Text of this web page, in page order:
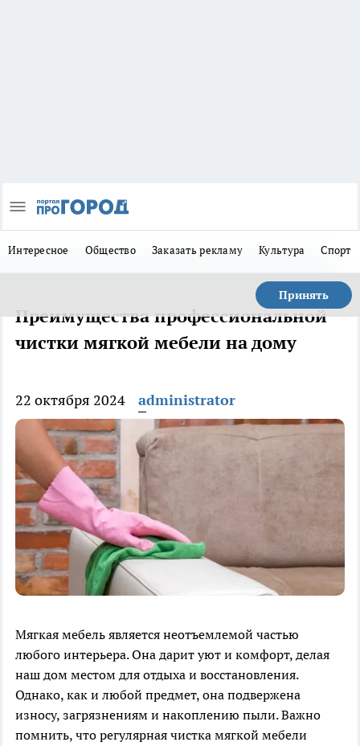
Интересное Общество Заказать рекламу Культура Спорт
Принять
Преимущества профессиональной
чистки мягкой мебели на дому
22 октября 2024 administrator
Мягкая мебель является неотъемлемой частью
любого интерьера. Она дарит уют и комфорт, делая
наш дом местом для отдыха и восстановления.
Однако, как и любой предмет, она подвержена
износу, загрязнениям и накоплению пыли. Важно
помнить, что регулярная чистка мягкой мебели